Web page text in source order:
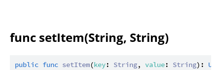
func setItem(String, String)
public func setItem(key: String, value: String):